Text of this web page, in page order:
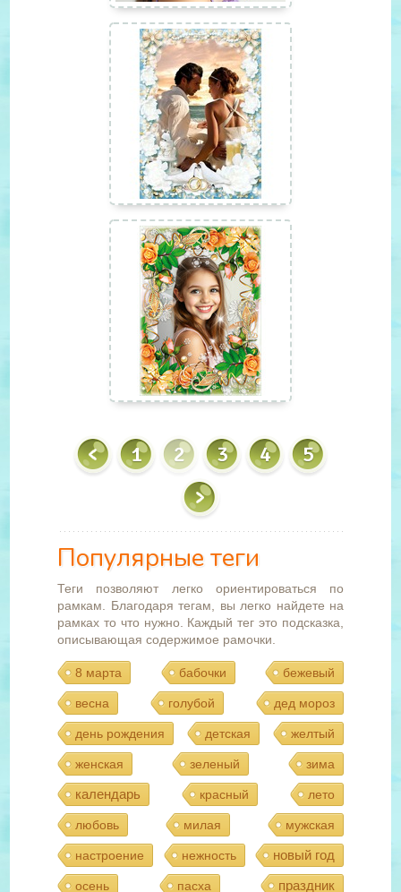
1 2 3 4 5
Популярные теги
Теги позволяют легко ориентироваться по
рамкам. Благодаря тегам, вы легко найдете на
рамках то что нужно. Каждый тег это подсказка,
описывающая содержимое рамочки.
8 марта бабочки бежевый
весна голубой дед мороз
день рождения детская желтый
женская зеленый зима
календарь красный лето
любовь милая мужская
настроение нежность новый год
осень пасха праздник